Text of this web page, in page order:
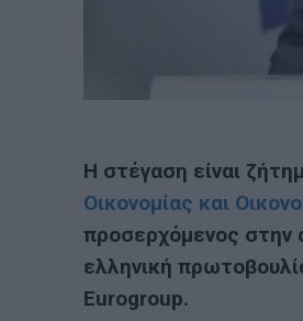
Η στέγαση είναι
Οικονομίας και
προσερχόμενος στην
ελληνική
Eurogroup.